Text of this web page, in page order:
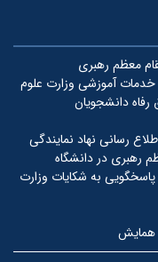
معظم رهبری
خدمات آموزشی وزارت علوم
دانشجویان
رسانی نهاد نمایندگی
رهبری در دانشگاه
پاسخگویی به شکایات وزارت
همایش